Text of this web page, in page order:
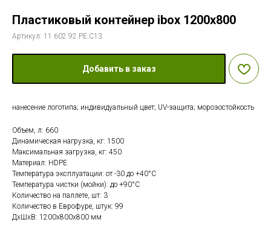
Пластиковый контейнер ibox 1200х800
Артикул: 11.602.92.PE.C13
Добавить в заказ
нанесение логотипа; индивидуальный цвет; UV-защита; морозостойкость
Объем, л: 660
Динамическая нагрузка, кг: 1500
Максимальная загрузка, кг: 450
Материал: HDPE
Температура эксплуатации: от -30 до +40°С
Температура чистки (мойки): до +90°С
Количество на паллете, шт: 3
Количество в Еврофуре, штук: 99
ДxШxВ: 1200x800x800 мм